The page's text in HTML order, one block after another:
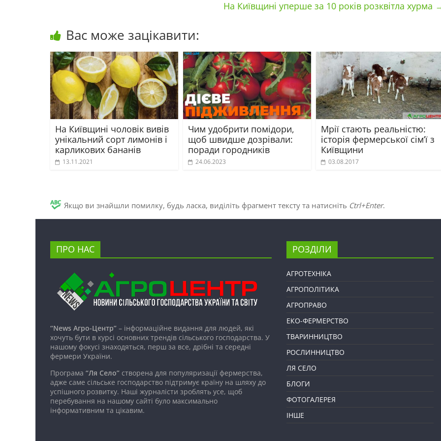
На Київщині уперше за 10 років розквітла хурма
Вас може зацікавити:
На Київщині чоловік вивів
унікальний сорт лимонів і
карликових бананів
13.11.2021
Чим удобрити помідори,
щоб швидше дозрівали:
поради городників
24.06.2023
Мрії стають реальністю:
історія фермерської сім’ї з
Київщини
03.08.2017
Якщо ви знайшли помилку, будь ласка, виділіть фрагмент тексту та натисніть Ctrl+Enter.
ПРО НАС
“News Агро-Центр” – інформаційне видання для людей, які
хочуть бути в курсі основних трендів сільського господарства. У
нашому фокусі знаходяться, перш за все, дрібні та середні
фермери України.
Програма “Ля Село” створена для популяризації фермерства,
адже саме сільське господарство підтримує країну на шляху до
успішного розвитку. Наші журналісти зроблять усе, щоб
перебування на нашому сайті було максимально
інформативним та цікавим.
РОЗДІЛИ
АГРОТЕХНІКА
АГРОПОЛІТИКА
АГРОПРАВО
ЕКО-ФЕРМЕРСТВО
ТВАРИННИЦТВО
РОСЛИННИЦТВО
ЛЯ СЕЛО
БЛОГИ
ФОТОГАЛЕРЕЯ
ІНШЕ